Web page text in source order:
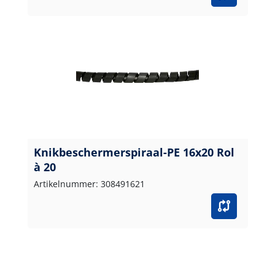
Knikbeschermerspiraal-PE 16x20 Rol
à 20
Artikelnummer: 308491621